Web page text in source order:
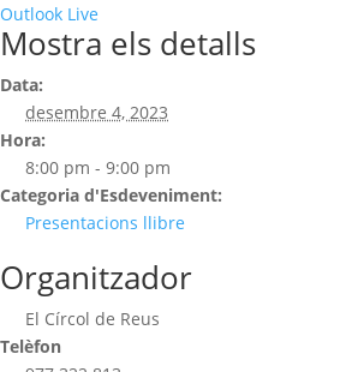
Outlook Live
Mostra els detalls
Data:
desembre 4, 2023
Hora:
8:00 pm - 9:00 pm
Categoria d'Esdeveniment:
Presentacions llibre
Organitzador
El Círcol de Reus
Telèfon